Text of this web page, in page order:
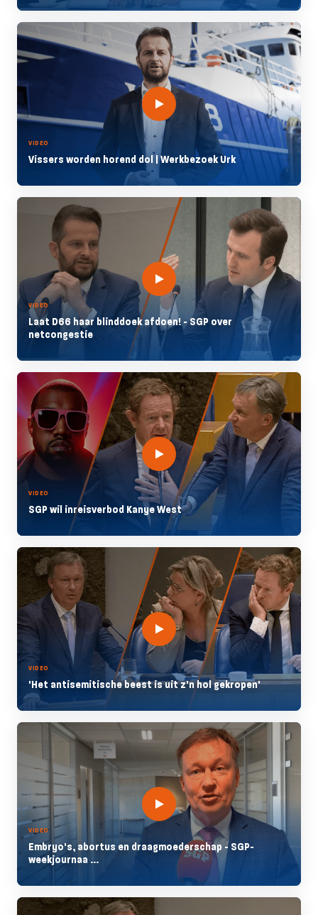
VIDEO
Vissers worden horend dol | Werkbezoek Urk
VIDEO
Laat D66 haar blinddoek afdoen! - SGP over
netcongestie
VIDEO
SGP wil inreisverbod Kanye West
VIDEO
'Het antisemitische beest is uit z'n hol gekropen'
VIDEO
Embryo's, abortus en draagmoederschap - SGP-
weekjournaa ...